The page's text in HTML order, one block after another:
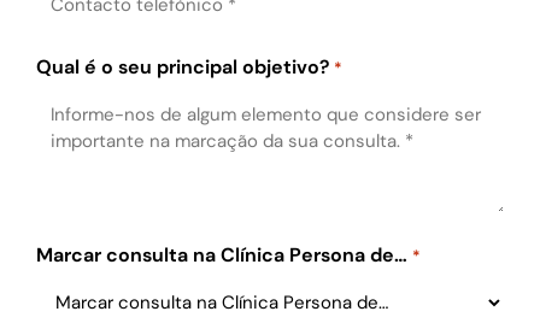
Qual é o seu principal objetivo? *
Marcar consulta na Clínica Persona de… *